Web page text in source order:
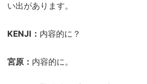
い出があります。
KENJI： 内容的に？
宮原： 内容的に。